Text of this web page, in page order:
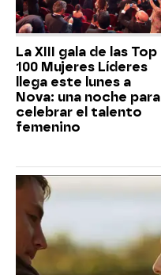
La XIII gala de las Top
100 Mujeres Líderes
llega este lunes a
Nova: una noche para
celebrar el talento
femenino